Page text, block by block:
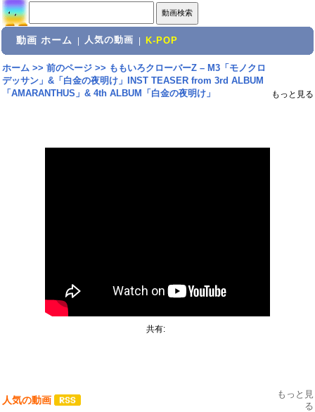
動画 ホーム 人気の動画 K-POP
ホーム>> 前のページ>> ももいろクローバーZ – M3「モノクロ
デッサン」&「白金の夜明け」INST TEASER from 3rd ALBUM
「AMARANTHUS」& 4th ALBUM「白金の夜明け」
もっと見る
共有:
人気の動画
もっと見
る